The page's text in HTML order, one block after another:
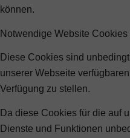
können.
Notwendige Website Cookies
Diese Cookies sind
unserer Webseite
Verfügung zu stellen.
Da diese Cookies für die auf
Dienste und Funktionen